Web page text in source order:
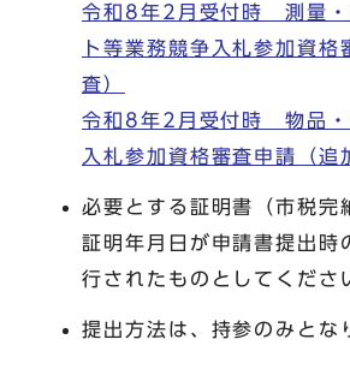
令和8年2月受付時 測量・
ト等業務競争入札参加資格
査）
令和8年2月受付時 物品・
入札参加資格審査申請（追
必要とする証明書（市税完
証明年月日が申請書提出時
行されたものとしてくださ
提出方法は、持参のみとな